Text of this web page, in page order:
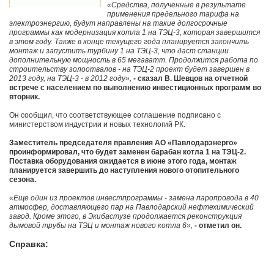
«Средства, полученные в результате
применения предельного тарифа на
электроэнергию, будут направлены на такие долгосрочные
программы как модернизация котла 1 на ТЭЦ-3, которая завершится
в этом году. Также в конце текущего года планируется закончить
монтаж и запустить турбину 1 на ТЭЦ-3, что даст станции
дополнительную мощность в 65 мегаватт. Продолжится работа по
строительству золоотвалов - на ТЭЦ-2 проект будет завершен в
2013 году, на ТЭЦ-3 - в 2012 году», - сказал В. Шевцов на отчетной
встрече с населением по выполнению инвестиционных программ во
вторник.
Он сообщил, что соответствующее соглашение подписано с
министерством индустрии и новых технологий РК.
Заместитель председателя правления АО «Павлодарэнерго»
проинформировал, что будет заменен барабан котла 1 на ТЭЦ-2.
Поставка оборудования ожидается в июне этого года, монтаж
планируется завершить до наступления нового отопительного
сезона.
«Еще один из проектов инвестпрограммы - замена паропровода в 40
атмосфер, доставляющего пар на Павлодарский нефтехимический
завод. Кроме этого, в Экибастузе продолжается реконструкция
дымовой трубы на ТЭЦ и монтаж нового котла 6», - отметил он.
Справка: